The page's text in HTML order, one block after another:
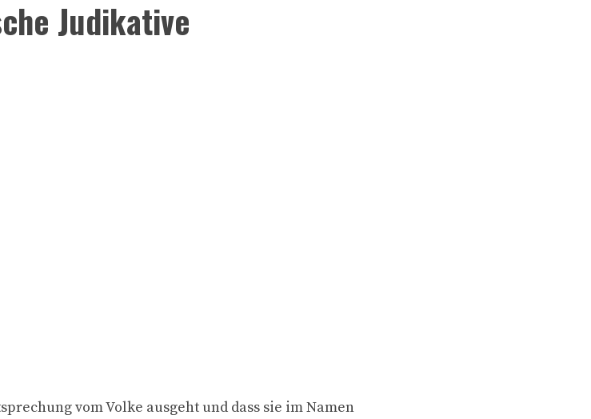
Judikative
vom Volke ausgeht und dass sie im Namen